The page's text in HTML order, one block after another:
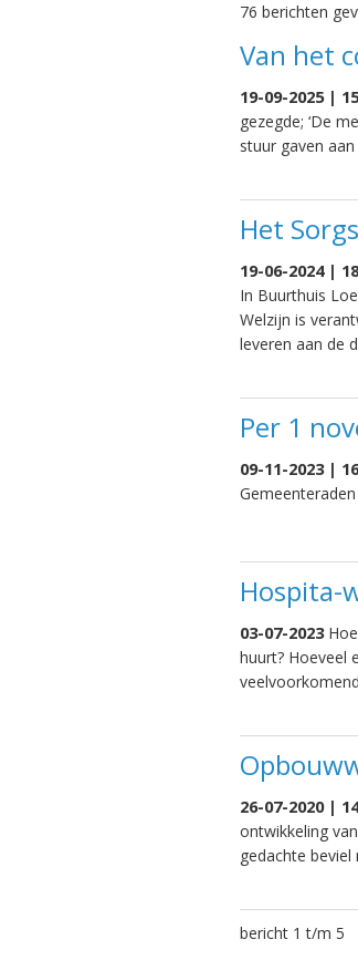
76 berichten
Van het
19-09-2025 |
gezegde; ‘De
stuur gaven
Het
19-06-2024 |
In Buurthuis
Welzijn is
leveren aan de
Per 1
09-11-2023 |
Hospita-
03-07-2023
huurt? Hoeveel
26-07-2020 |
ontwikkeling
gedachte
bericht 1 t/m 5